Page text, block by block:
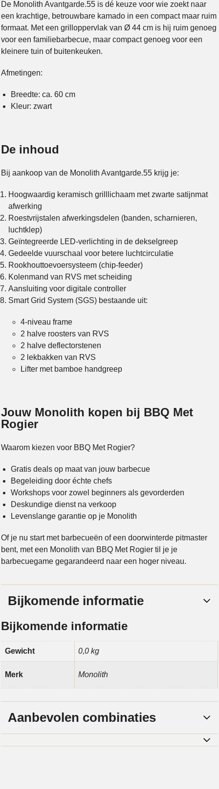
De Monolith Avantgarde.55 is dé keuze voor wie zoekt naar
een krachtige, betrouwbare kamado in een compact maar ruim
formaat. Met een grilloppervlak van Ø 44 cm is hij ruim genoeg
voor een familiebarbecue, maar compact genoeg voor een
kleinere tuin of buitenkeuken.
Afmetingen:
Breedte: ca. 60 cm
Kleur: zwart
De inhoud
Bij aankoop van de Monolith Avantgarde.55 krijg je:
Hoogwaardig keramisch grilllichaam met zwarte satijnmat
afwerking
Roestvrijstalen afwerkingsdelen (banden, scharnieren,
luchtklep)
Geïntegreerde LED-verlichting in de dekselgreep
Gedeelde vuurschaal voor betere luchtcirculatie
Rookhouttoevoersysteem (chip-feeder)
Kolenmand van RVS met scheiding
Aansluiting voor digitale controller
Smart Grid System (SGS) bestaande uit:
4-niveau frame
2 halve roosters van RVS
2 halve deflectorstenen
2 lekbakken van RVS
Lifter met bamboe handgreep
Jouw Monolith kopen bij BBQ Met
Rogier
Waarom kiezen voor BBQ Met Rogier?
Gratis deals op maat van jouw barbecue
Begeleiding door échte chefs
Workshops voor zowel beginners als gevorderden
Deskundige dienst na verkoop
Levenslange garantie op je Monolith
Of je nu start met barbecueën of een doorwinterde pitmaster
bent, met een Monolith van BBQ Met Rogier til je je
barbecuegame gegarandeerd naar een hoger niveau.
Bijkomende informatie
Bijkomende informatie
Gewicht 0,0 kg
Merk Monolith
Aanbevolen combinaties